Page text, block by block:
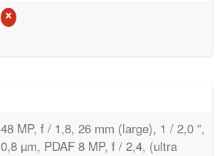
48 MP, f / 1,8, 26 mm (large), 1 / 2,0 ",
0,8 µm, PDAF 8 MP, f / 2,4, (ultra